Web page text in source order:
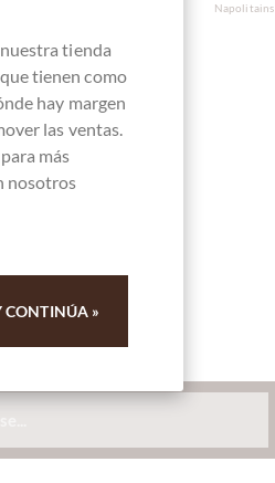
Napolitains
tienda
tienen como
hay margen
las ventas.
para más
nosotros
CONTINÚA »